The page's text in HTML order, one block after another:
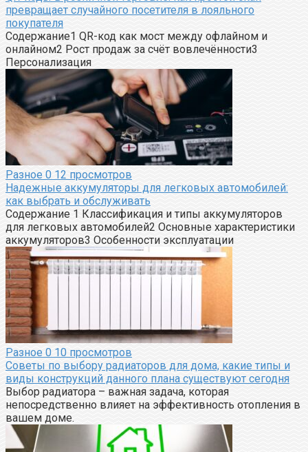
превращает случайного посетителя в лояльного
покупателя
Содержание1 QR-код как мост между офлайном и
онлайном2 Рост продаж за счёт вовлечённости3
Персонализация
Разное 0 12 просмотров
Надежные аккумуляторы для легковых автомобилей:
как выбрать и обслуживать
Содержание 1 Классификация и типы аккумуляторов
для легковых автомобилей2 Основные характеристики
аккумуляторов3 Особенности эксплуатации
Разное 0 10 просмотров
Советы по выбору радиаторов для дома, какие типы и
виды конструкций данного плана существуют сегодня
Выбор радиатора – важная задача, которая
непосредственно влияет на эффективность отопления в
вашем доме.